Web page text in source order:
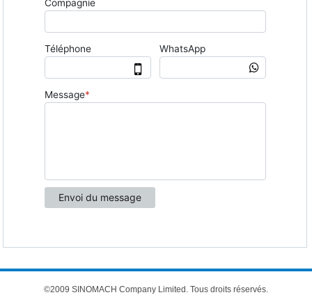
©2009 SINOMACH Company Limited. Tous droits réservés.